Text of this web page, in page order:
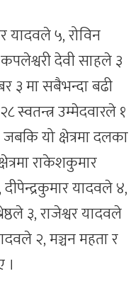
यादवले ५, रोविन
देवी साहले ३
३ मा सबैभन्दा बढी
स्वतन्त्र उम्मेदवारले १
यो क्षेत्रमा दलका
राकेशकुमार
यादवले ४,
३, राजेश्वर यादवले
२, मञ्चन महता र
।